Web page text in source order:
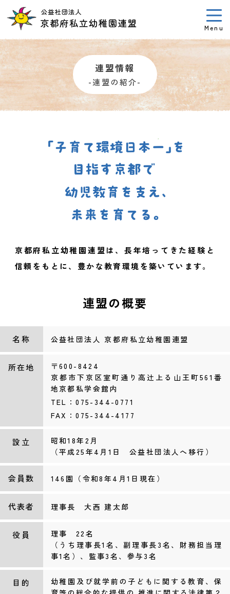
Menu
連盟情報
-連盟の紹介-
京都府私立幼稚園連盟は、長年培ってきた経験と
信頼をもとに、豊かな教育環境を築いています。
連盟の概要
名称 公益社団法人 京都府私立幼稚園連盟
所在地
〒600-8424
京都市下京区室町通り高辻上る山王町561番
地京都私学会館内
TEL：075-344-0771
FAX：075-344-4177
設立
昭和18年2月
（平成25年4月1日 公益社団法人へ移行）
会員数 146園（令和8年4月1日現在）
代表者 理事長 大西 建太郎
役員
理事 22名
（うち理事長1名、副理事長3名、財務担当理
事1名）、監事3名、参与3名
目的
幼稚園及び就学前の子どもに関する教育、保